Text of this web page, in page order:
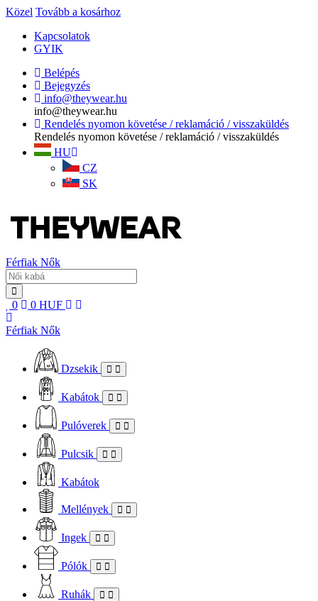
Közel Tovább a kosárhoz
Kapcsolatok
GYIK
Belépés
Bejegyzés
info@theywear.hu
info@theywear.hu
Rendelés nyomon követése / reklamáció / visszaküldés
Rendelés nyomon követése / reklamáció / visszaküldés
HU
CZ
SK
Férfiak Nők
0 0 HUF
Férfiak Nők
Dzsekik
Kabátok
Pulóverek
Pulcsik
Kabátok
Mellények
Ingek
Pólók
Ruhák